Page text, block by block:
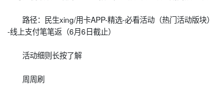
路径：民生xing/用卡APP-精选-必看活动（热门活动版块）
-线上支付笔笔返（6月6日截止）
活动细则长按了解
周周刷